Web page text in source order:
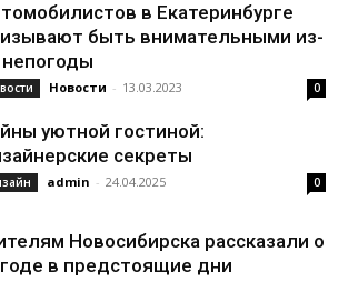
в Екатеринбурге
быть внимательными из-
непогоды
Новости - 13.03.2023 0
уютной гостиной:
секреты
admin - 24.04.2025 0
Новосибирска рассказали о
в предстоящие дни